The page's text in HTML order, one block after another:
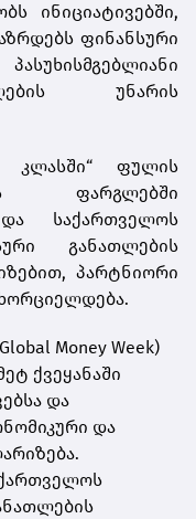
ინიციატივებში,
ფინანსური
პასუხისმგებლიანი
უნარის
კლასში“ ფულის
ფარგლებში
და
საქართველოს
განათლების
, პარტნიორი
.
Global Money Week)
ქვეყანაში
და
და